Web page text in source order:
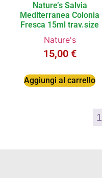
Nature’s Salvia
Mediterranea Colonia
Fresca 15ml trav.size
Nature's
15,00 €
Aggiungi al carrello
1